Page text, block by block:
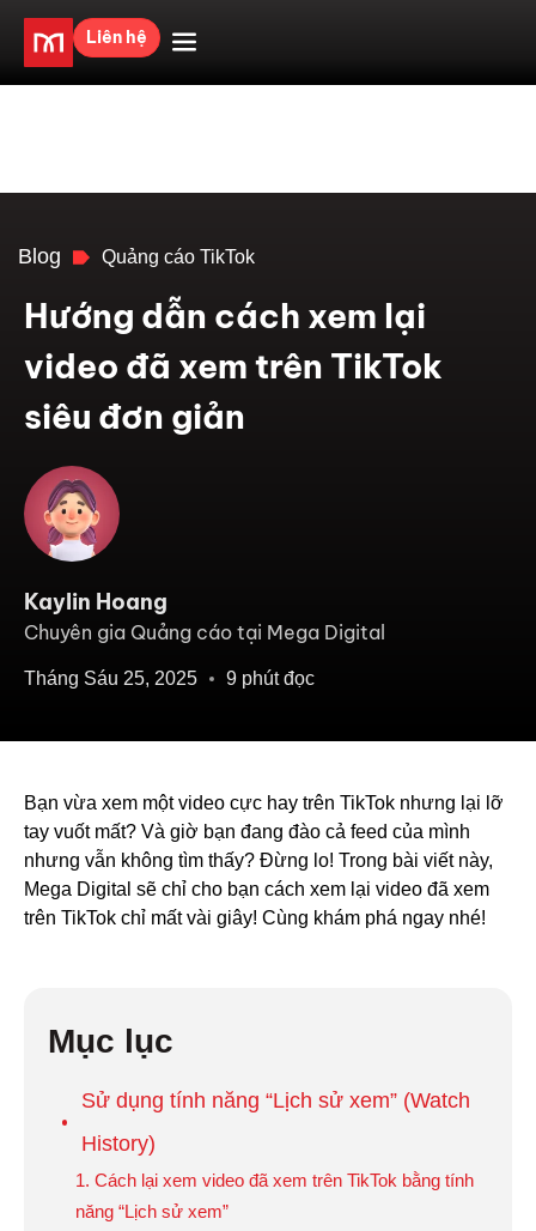
Liên hệ
Blog Quảng cáo TikTok
Hướng dẫn cách xem lại
video đã xem trên TikTok
siêu đơn giản
Kaylin Hoang
Chuyên gia Quảng cáo tại Mega Digital
Tháng Sáu 25, 2025 9 phút đọc
Bạn vừa xem một video cực hay trên TikTok nhưng lại lỡ
tay vuốt mất? Và giờ bạn đang đào cả feed của mình
nhưng vẫn không tìm thấy? Đừng lo! Trong bài viết này,
Mega Digital sẽ chỉ cho bạn cách xem lại video đã xem
trên TikTok chỉ mất vài giây! Cùng khám phá ngay nhé!
Mục lục
Sử dụng tính năng “Lịch sử xem” (Watch
History)
1. Cách lại xem video đã xem trên TikTok bằng tính
năng “Lịch sử xem”